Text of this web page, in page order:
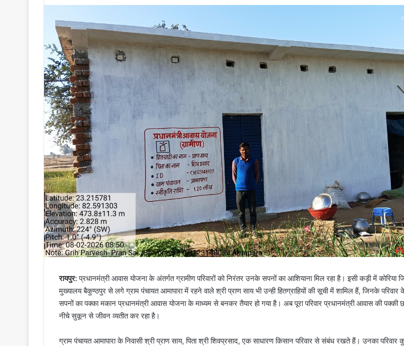
रायपुर:प्रधानमंत्री आवास योजना के अंतर्गत ग्रामीण परिवारों को निरंतर उनके सपनों का आशियाना मिल रहा है। इसी कड़ी में कोरिया
मुख्यालय बैकुण्ठपुर से लगे ग्राम पंचायत आमापारा में रहने वाले श्री प्राण साय भी उन्ही हितग्राहियों की सूची में शामिल हैं, जिनके परिवार
सपनों का पक्का मकान प्रधानमंत्री आवास योजना के माध्यम से बनकर तैयार हो गया है। अब पूरा परिवार प्रधानमंत्री आवास की पक्की
नीचे सुकून से जीवन व्यतीत कर रहा है।
ग्राम पंचायत आमापारा के निवासी श्री प्राण साय, पिता श्री शिवप्रसाद, एक साधारण किसान परिवार से संबंध रखते हैं। उनका